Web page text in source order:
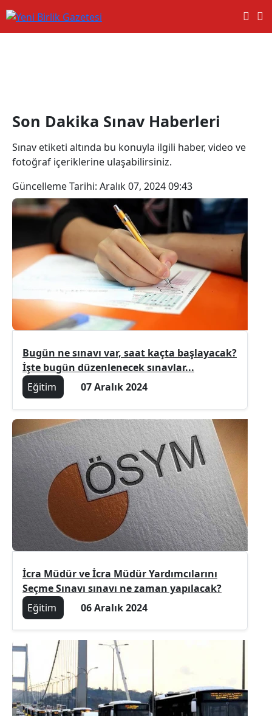
Son Dakika Sınav Haberleri
Sınav etiketi altında bu konuyla ilgili haber, video ve
fotoğraf içeriklerine ulaşabilirsiniz.
Güncelleme Tarihi: Aralık 07, 2024 09:43
Bugün ne sınavı var, saat kaçta başlayacak?
İşte bugün düzenlenecek sınavlar...
Eğitim
07 Aralık 2024
İcra Müdür ve İcra Müdür Yardımcılarını
Seçme Sınavı sınavı ne zaman yapılacak?
Eğitim
06 Aralık 2024